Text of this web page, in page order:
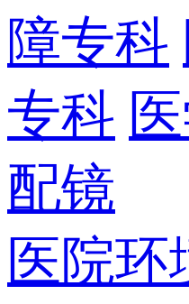
障专科
专科
配镜
医院环